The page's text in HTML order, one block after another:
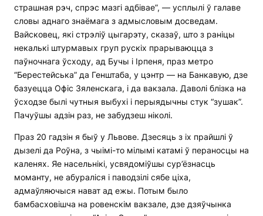
страшная рэч, спрэс мазгі адбівае”, — усплылі ў галаве
словы аднаго знаёмага з адмысловым досведам.
Вайсковец, які стрэліў цыгарэту, сказаў, што з раніцы
некалькі штурмавых груп рускіх прарываюцца з
паўночнага ўсходу, ад Бучы і Ірпеня, праз метро
“Берестейська” да Генштаба, у цэнтр — на Банкавую, дзе
базуецца Офіс Зяленскага, і да вакзала. Даволі блізка на
ўсходзе былі чутныя выбухі і перыядычны стук “зушак”.
Пачуўшы адзін раз, не забудзеш ніколі.
Праз 20 гадзін я быў у Львове. Дзесяць з іх прайшлі ў
дызелі да Роўна, з чыімі-то мілымі катамі ў пераносцы на
каленях. Яе насельнікі, усвядоміўшы сур’ёзнасць
моманту, не абураліся і паводзілі сябе ціха,
адмаўляючыся нават ад ежы. Потым было
бамбасховішча на ровенскім вакзале, дзе дзяўчынка